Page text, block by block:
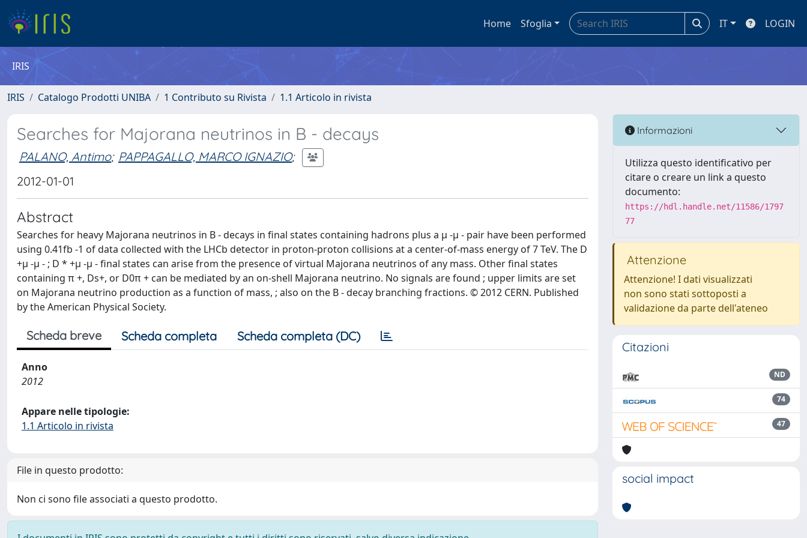
Home Sfoglia IT LOGIN
IRIS
IRIS Catalogo Prodotti UNIBA 1 Contributo su Rivista 1.1 Articolo in rivista
Searches for Majorana neutrinos in B - decays
PALANO, Antimo; PAPPAGALLO, MARCO IGNAZIO;
2012-01-01
Abstract
Searches for heavy Majorana neutrinos in B - decays in final states containing hadrons plus a μ -μ - pair have been performed
using 0.41fb -1 of data collected with the LHCb detector in proton-proton collisions at a center-of-mass energy of 7 TeV. The D
+μ -μ - ; D * +μ -μ - final states can arise from the presence of virtual Majorana neutrinos of any mass. Other final states
containing π +, Ds+, or D0π + can be mediated by an on-shell Majorana neutrino. No signals are found ; upper limits are set
on Majorana neutrino production as a function of mass, ; also on the B - decay branching fractions. © 2012 CERN. Published
by the American Physical Society.
Scheda breve Scheda completa Scheda completa (DC)
Anno
2012
Appare nelle tipologie:
1.1 Articolo in rivista
File in questo prodotto:
Non ci sono file associati a questo prodotto.
Informazioni
Utilizza questo identificativo per
citare o creare un link a questo
documento:
https://hdl.handle.net/11586/1797
77
Attenzione
Attenzione! I dati visualizzati
non sono stati sottoposti a
validazione da parte dell'ateneo
Citazioni
ND
74
47
social impact